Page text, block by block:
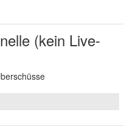
(kein Live-